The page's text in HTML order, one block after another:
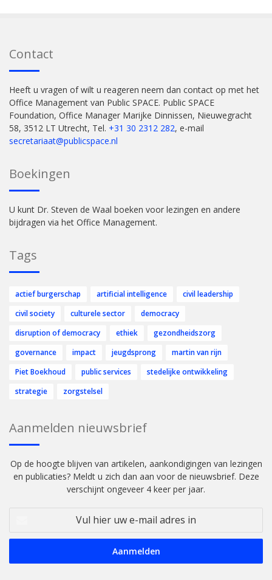
Contact
Heeft u vragen of wilt u reageren neem dan contact op met het
Office Management van Public SPACE. Public SPACE
Foundation, Office Manager Marijke Dinnissen, Nieuwegracht
58, 3512 LT Utrecht, Tel. +31 30 2312 282, e-mail
secretariaat@publicspace.nl
Boekingen
U kunt Dr. Steven de Waal boeken voor lezingen en andere
bijdragen via het Office Management.
Tags
actief burgerschap artificial intelligence
civil leadership
civil society
culturele sector
democracy
disruption of democracy
ethiek
gezondheidszorg
governance
impact jeugdsprong
martin van rijn
Piet Boekhoud
public services
stedelijke ontwikkeling
strategie
zorgstelsel
Aanmelden nieuwsbrief
Op de hoogte blijven van artikelen, aankondigingen van lezingen
en publicaties? Meldt u zich dan aan voor de nieuwsbrief. Deze
verschijnt ongeveer 4 keer per jaar.
uw
mail